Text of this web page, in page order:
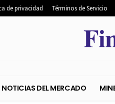
de privacidad Términos de Servicio